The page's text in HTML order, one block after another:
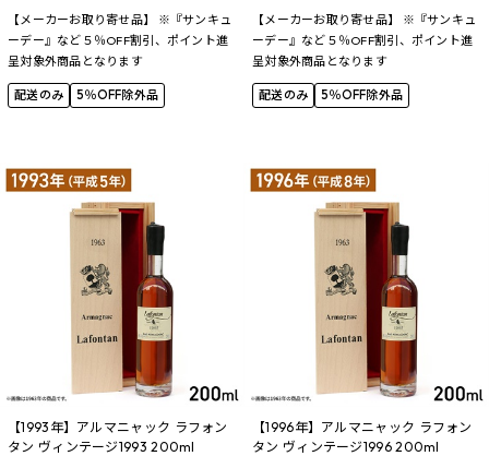
【メーカーお取り寄せ品】 ※『サンキュ
ーデー』など５％OFF割引、ポイント進
呈対象外商品となります
配送のみ 5％OFF除外品
【メーカーお取り寄せ品】 ※『サンキュ
ーデー』など５％OFF割引、ポイント進
呈対象外商品となります
配送のみ 5％OFF除外品
【1993年】アルマニャック ラフォン
タン ヴィンテージ1993 200ml
【1996年】アルマニャック ラフォン
タン ヴィンテージ1996 200ml